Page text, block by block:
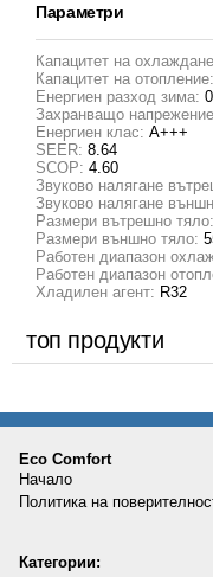
Параметри
Капацитет на
Капацитет на отопление:
Енергиен разход зима:
Захранващо
Енергиен клас: A+++
SEER: 8.64
SCOP: 4.60
Звуково налягане
Звуково налягане
Размери вътрешно тяло:
Размери външно тяло:
Работен диапазон
Работен диапазон
Хладилен агент: R32
топ продукти
Eco Comfort
Начало
Политика на
Категории: